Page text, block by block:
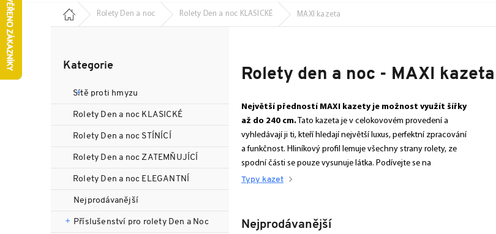
Domů Rolety Den a noc Rolety Den a noc KLASICKÉ MAXI kazeta
kategorie
Kategorie
Sítě proti hmyzu
Rolety Den a noc KLASICKÉ
Rolety Den a noc STÍNÍCÍ
Rolety Den a noc ZATEMŇUJÍCÍ
Rolety Den a noc ELEGANTNÍ
Nejprodávanější
Příslušenství pro rolety Den a Noc
Rolety den a noc - MAXI kazeta
Největší předností MAXI kazety je možnost využít šířky
až do 240 cm. Tato kazeta je v celokovovém provedení a
vyhledávají ji ti, kteří hledají největší luxus, perfektní zpracování
a funkčnost. Hliníkový profil lemuje všechny strany rolety, ze
spodní části se pouze vysunuje látka. Podívejte se na
Typy kazet
Nejprodávanější